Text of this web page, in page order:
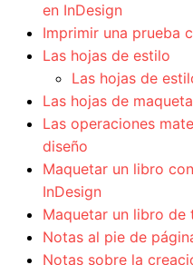
en InDesign
Imprimir una prueba
Las hojas de estilo
Las hojas de
Las hojas de
Las operaciones
diseño
Maquetar un libro
InDesign
Maquetar un libro
Notas al pie de
Notas sobre la